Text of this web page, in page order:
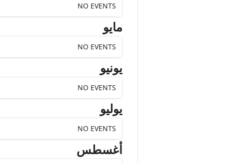
NO EVENTS
مايو
NO EVENTS
يونيو
NO EVENTS
يوليو
NO EVENTS
أغسطس